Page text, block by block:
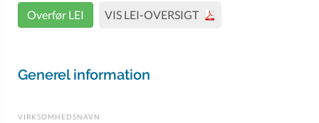
Overfør LEI VIS LEI-OVERSIGT
Generel information
VIRKSOMHEDSNAVN